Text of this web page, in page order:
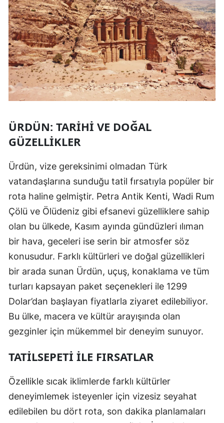
ÜRDÜN: TARIHI VE DOĞAL
GÜZELLIKLER
Ürdün, vize gereksinimi olmadan Türk
vatandaşlarına sunduğu tatil fırsatıyla popüler bir
rota haline gelmiştir. Petra Antik Kenti, Wadi Rum
Çölü ve Ölüdeniz gibi efsanevi güzelliklere sahip
olan bu ülkede, Kasım ayında gündüzleri ılıman
bir hava, geceleri ise serin bir atmosfer söz
konusudur. Farklı kültürleri ve doğal güzellikleri
bir arada sunan Ürdün, uçuş, konaklama ve tüm
turları kapsayan paket seçenekleri ile 1299
Dolar’dan başlayan fiyatlarla ziyaret edilebiliyor.
Bu ülke, macera ve kültür arayışında olan
gezginler için mükemmel bir deneyim sunuyor.
TATILSEPETI İLE FIRSATLAR
Özellikle sıcak iklimlerde farklı kültürler
deneyimlemek isteyenler için vizesiz seyahat
edilebilen bu dört rota, son dakika planlamaları